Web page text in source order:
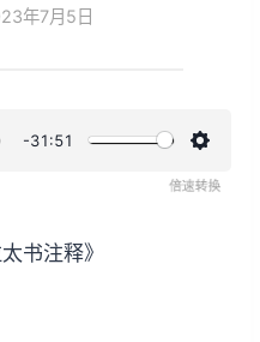
年7月5日
-31:51
书注释》